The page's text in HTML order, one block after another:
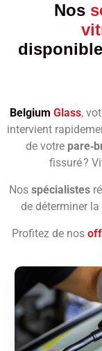
Nos
Belgium Glass,
intervient
de votre
fissuré ?
Nos spécialistes
de déterminer la
Profitez de nos